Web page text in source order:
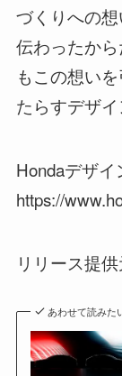
づくりへの
伝わったか
もこの想い
たらすデザ
Hondaデザ
https://
リリース提
あわせて読みた